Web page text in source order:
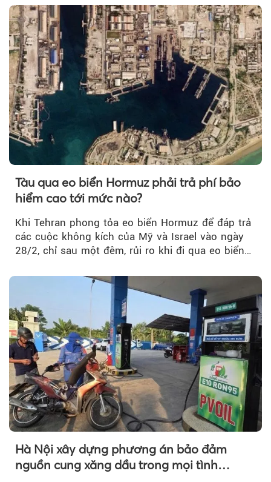
Tàu qua eo biển Hormuz phải trả phí bảo
hiểm cao tới mức nào?
Khi Tehran phong tỏa eo biển Hormuz để đáp trả
các cuộc không kích của Mỹ và Israel vào ngày
28/2, chỉ sau một đêm, rủi ro khi đi qua eo biển
theo.
Hà Nội xây dựng phương án bảo đảm
nguồn cung xăng dầu trong mọi tình